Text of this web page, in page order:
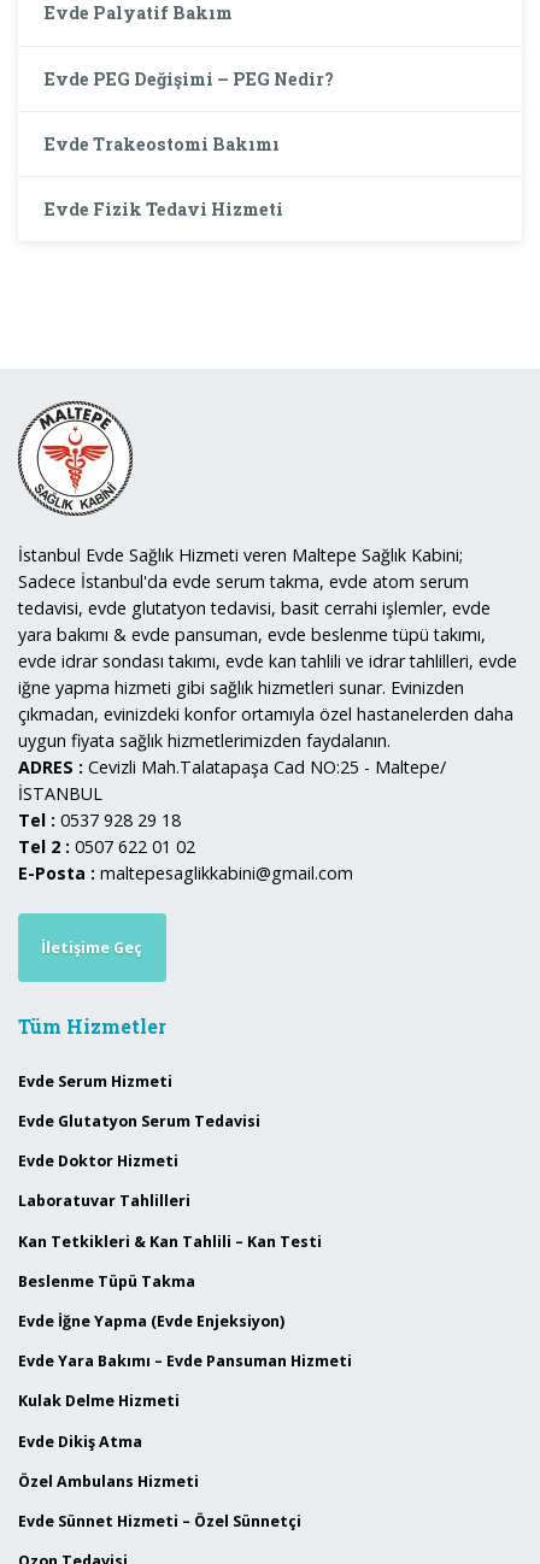
Evde Palyatif Bakım
Evde PEG Değişimi – PEG Nedir?
Evde Trakeostomi Bakımı
Evde Fizik Tedavi Hizmeti
İstanbul Evde Sağlık Hizmeti veren Maltepe Sağlık Kabini;
Sadece İstanbul'da evde serum takma, evde atom serum
tedavisi, evde glutatyon tedavisi, basit cerrahi işlemler, evde
yara bakımı & evde pansuman, evde beslenme tüpü takımı,
evde idrar sondası takımı, evde kan tahlili ve idrar tahlilleri, evde
iğne yapma hizmeti gibi sağlık hizmetleri sunar. Evinizden
çıkmadan, evinizdeki konfor ortamıyla özel hastanelerden daha
uygun fiyata sağlık hizmetlerimizden faydalanın.
ADRES : Cevizli Mah.Talatapaşa Cad NO:25 - Maltepe/
İSTANBUL
Tel : 0537 928 29 18
Tel 2 : 0507 622 01 02
E-Posta : maltepesaglikkabini@gmail.com
İletişime Geç
Tüm Hizmetler
Evde Serum Hizmeti
Evde Glutatyon Serum Tedavisi
Evde Doktor Hizmeti
Laboratuvar Tahlilleri
Kan Tetkikleri & Kan Tahlili – Kan Testi
Beslenme Tüpü Takma
Evde İğne Yapma (Evde Enjeksiyon)
Evde Yara Bakımı – Evde Pansuman Hizmeti
Kulak Delme Hizmeti
Evde Dikiş Atma
Özel Ambulans Hizmeti
Evde Sünnet Hizmeti – Özel Sünnetçi